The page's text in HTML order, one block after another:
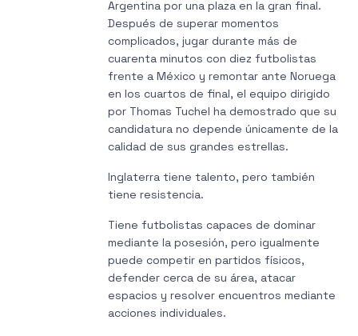
Argentina por una plaza en la gran final.
Después de superar momentos
complicados, jugar durante más de
cuarenta minutos con diez futbolistas
frente a México y remontar ante Noruega
en los cuartos de final, el equipo dirigido
por Thomas Tuchel ha demostrado que su
candidatura no depende únicamente de la
calidad de sus grandes estrellas.
Inglaterra tiene talento, pero también
tiene resistencia.
Tiene futbolistas capaces de dominar
mediante la posesión, pero igualmente
puede competir en partidos físicos,
defender cerca de su área, atacar
espacios y resolver encuentros mediante
acciones individuales.